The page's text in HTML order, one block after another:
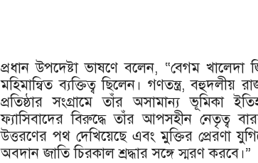
প্রধান উপদেষ্টা ভাষণে বলেন, “বেগম
মহিমান্বিত ব্যক্তিত্ব ছিলেন। গণতন্ত্র,
প্রতিষ্ঠার সংগ্রামে তাঁর অসামান্য ভূমিকা
ফ্যাসিবাদের বিরুদ্ধে তাঁর আপসহীন নেতৃত্ব
উত্তরণের পথ দেখিয়েছে এবং মুক্তির প্রেরণা
অবদান জাতি চিরকাল শ্রদ্ধার সঙ্গে স্মরণ করবে।”